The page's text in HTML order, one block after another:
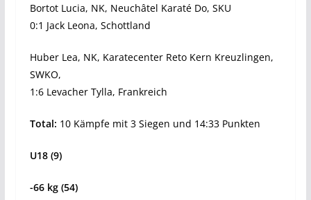
Bortot Lucia, NK, Neuchâtel Karaté Do, SKU
0:1 Jack Leona, Schottland
Huber Lea, NK, Karatecenter Reto Kern Kreuzlingen,
SWKO,
1:6 Levacher Tylla, Frankreich
Total: 10 Kämpfe mit 3 Siegen und 14:33 Punkten
U18 (9)
-66 kg (54)